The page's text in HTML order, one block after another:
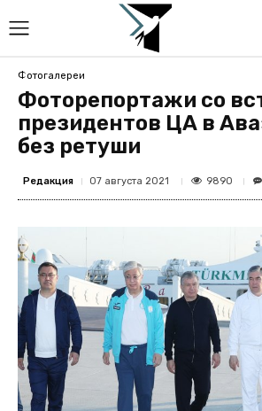
Фотогалереи
Фоторепортажи со
президентов ЦА в
без ретуши
Редакция 07 августа 2021 9890